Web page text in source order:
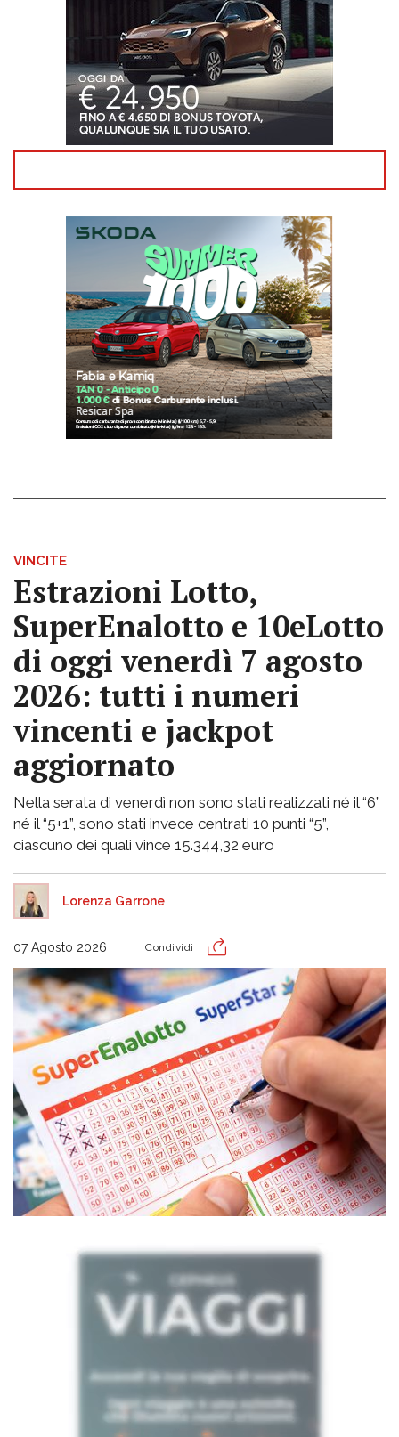
VINCITE
Estrazioni Lotto,
SuperEnalotto e 10eLotto
di oggi venerdì 7 agosto
2026: tutti i numeri
vincenti e jackpot
aggiornato
Nella serata di venerdì non sono stati realizzati né il “6”
né il “5+1”, sono stati invece centrati 10 punti “5”,
ciascuno dei quali vince 15.344,32 euro
Lorenza Garrone
07 Agosto 2026 Condividi